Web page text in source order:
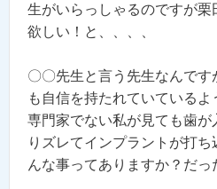
生がいらっしゃるのですが栗
欲しい！と、、、、
〇〇先生と言う先生なんで
も自信を持たれていているよ
専門家でない私が見ても歯
りズレてインプラントが打
んな事ってありますか？だっ